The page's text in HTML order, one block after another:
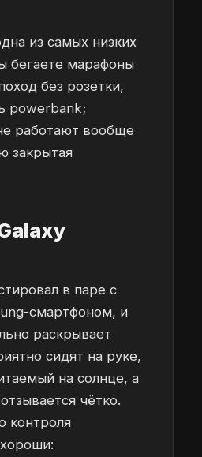
из самых низких
бегаете марафоны
без розетки,
powerbank;
работают вообще
закрытая
в паре с
смартфоном, и
раскрывает
сидят на руке,
на солнце, а
чётко.
контроля